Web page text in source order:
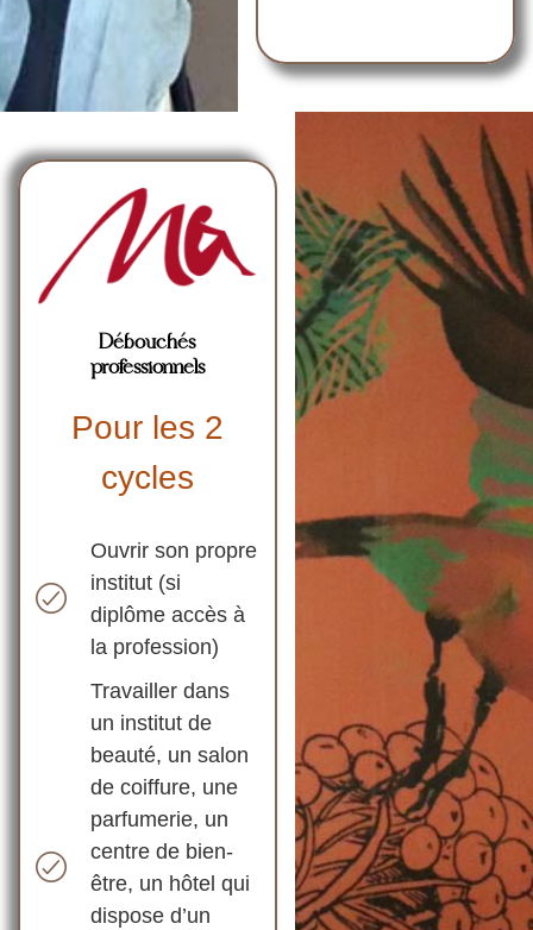
Débouchés
professionnels
Pour les 2
cycles
Ouvrir son propre
institut (si
diplôme accès à
la profession)
Travailler dans
un institut de
beauté, un salon
de coiffure, une
parfumerie, un
centre de bien-
être, un hôtel qui
dispose d’un